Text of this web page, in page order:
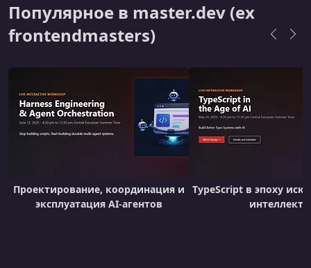
Популярное в master.dev (ex
frontendmasters)
Проектирование, координация и
эксплуатация AI-агентов
TypeScript в эпоху
интеллекта